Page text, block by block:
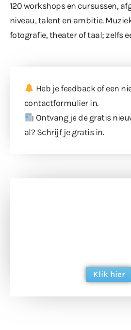
120 workshops en cursussen,
niveau, talent en ambitie.
fotografie, theater of taal; zelfs
Heb je feedback of een
contactformulierin.
Ontvang je de gratis
al? Schrijf je gratis in.
Klik hier